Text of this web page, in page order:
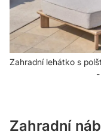
Zahradní lehátko s
Zahradní